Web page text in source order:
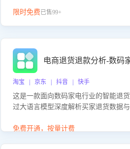
限时免费已售99+
电商退货退款分析-数码
淘宝 | 京东 | 抖音 | 快手
这是一款面向数码家电行业的智能退
过大语言模型深度解析买家退货数据
因，并输出可落地的改进建议，通过挖
免费开通，按量计费